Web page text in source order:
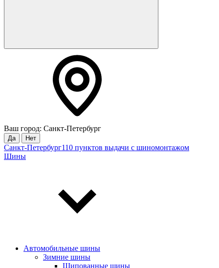
Ваш город: Санкт-Петербург
Да Нет
Санкт-Петербург110 пунктов выдачи с шиномонтажом
Шины
Автомобильные шины
Зимние шины
Шипованные шины